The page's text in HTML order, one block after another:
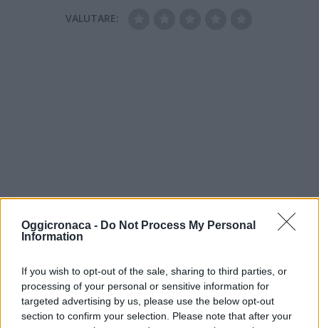
Oggicronaca - Do Not Process My Personal
Information
If you wish to opt-out of the sale, sharing to third parties, or
processing of your personal or sensitive information for
targeted advertising by us, please use the below opt-out
section to confirm your selection. Please note that after your
VALUTARE: